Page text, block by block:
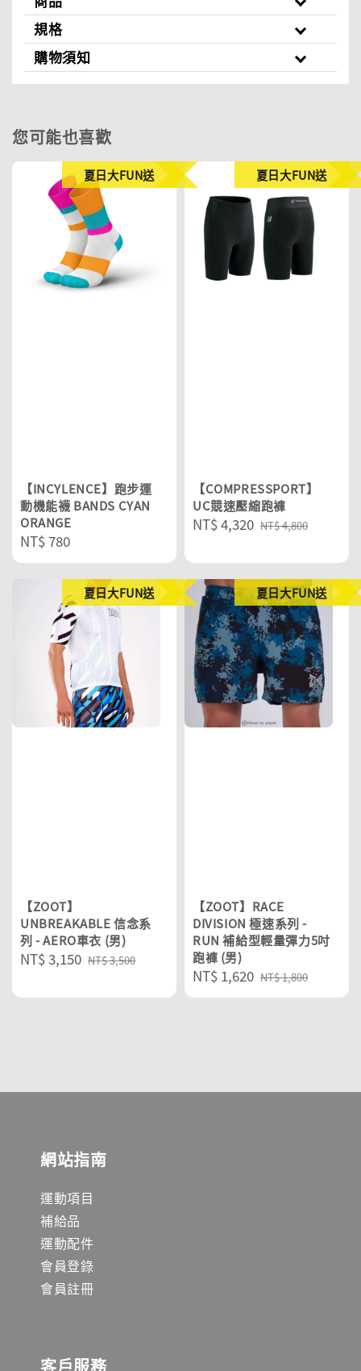
規格
購物須知
您可能也喜歡
夏日大FUN送
【INCYLENCE】跑步運
動機能襪 BANDS CYAN
ORANGE
Regular
price
NT$ 780
夏日大FUN送
【COMPRESSPORT】
UC競速壓縮跑褲
Sale
NT$ 4,320 Regular
NT$ 4,800
夏日大FUN送
【ZOOT】
UNBREAKABLE 信念系
列 - AERO車衣 (男)
Sale
NT$ 3,150 Regular
NT$ 3,500
夏日大FUN送
【ZOOT】RACE
DIVISION 極速系列 -
RUN 補給型輕量彈力5吋
跑褲 (男)
Sale
price
NT$ 1,620 Regular
price
NT$ 1,800
網站指南
運動項目
補給品
運動配件
會員登錄
會員註冊
客戶服務